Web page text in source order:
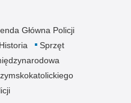
Główna Policji
Historia
Sprzęt